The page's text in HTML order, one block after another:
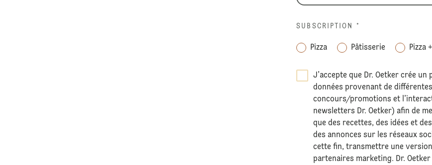
SUBSCRIPTION *
Pizza Pâtisserie Pizza
J’accepte que Dr. Oetker crée
données provenant de
concours/promotions et
newsletters Dr. Oetker) afin de
que des recettes, des idées et
des annonces sur les réseaux
cette fin, transmettre une
partenaires marketing. Dr.